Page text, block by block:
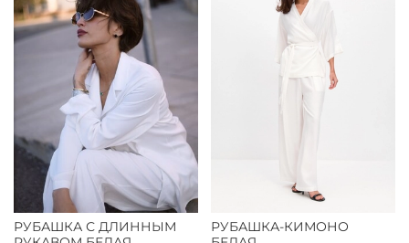
РУБАШКА С ДЛИННЫМ
РУБАШКА-КИМОНО